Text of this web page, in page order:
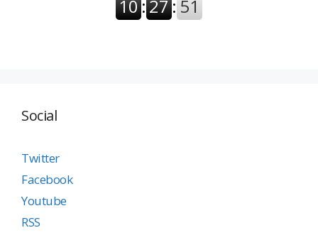
Social
Twitter
Facebook
Youtube
RSS